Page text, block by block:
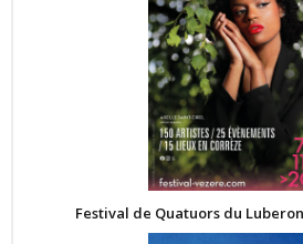
Festival de Quatuors du